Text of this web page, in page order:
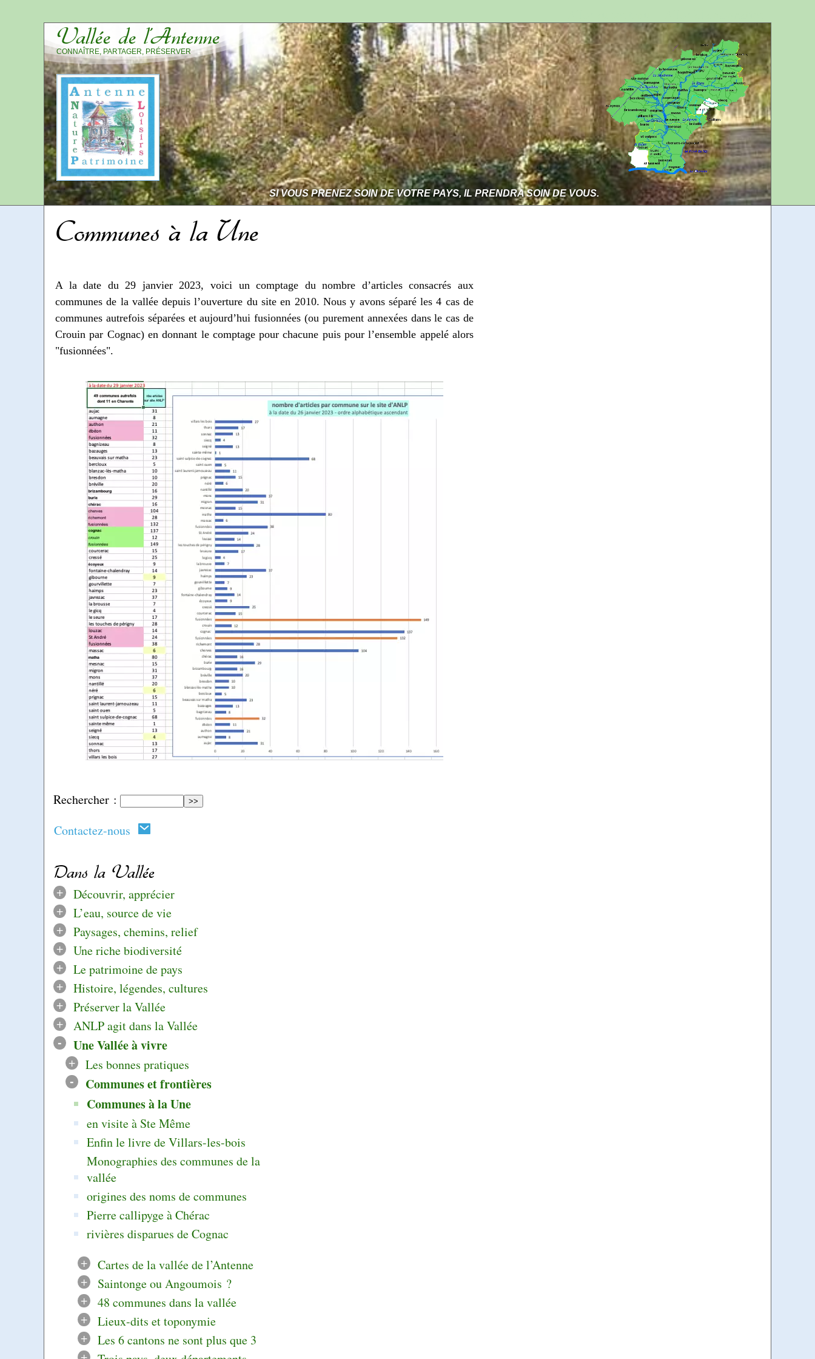
Vallée de l’Antenne
CONNAÎTRE, PARTAGER, PRÉSERVER
SI VOUS PRENEZ SOIN DE VOTRE PAYS, IL PRENDRA SOIN DE VOUS.
Rechercher :
Contactez-nous
Dans la Vallée
+
Découvrir, apprécier
+
L’eau, source de vie
+
Paysages, chemins, relief
+
Une riche biodiversité
+
Le patrimoine de pays
+
Histoire, légendes, cultures
+
Préserver la Vallée
+
ANLP agit dans la Vallée
- Une Vallée à vivre
+ Les bonnes pratiques
-
Communes et frontières
Communes à la Une
en visite à Ste Même
Enfin le livre de Villars-les-bois
Monographies des communes de la
vallée
origines des noms de communes
Pierre callipyge à Chérac
rivières disparues de Cognac
+
Cartes de la vallée de l’Antenne
+
Saintonge ou Angoumois ?
+
48 communes dans la vallée
+
Lieux-dits et toponymie
+
Les 6 cantons ne sont plus que 3
Communes à la Une
A la date du 29 janvier 2023, voici un comptage du nombre d’articles consacrés aux
communes de la vallée depuis l’ouverture du site en 2010. Nous y avons séparé les 4 cas de
communes autrefois séparées et aujourd’hui fusionnées (ou purement annexées dans le cas de
Crouin par Cognac) en donnant le comptage pour chacune puis pour l’ensemble appelé alors
"fusionnées".